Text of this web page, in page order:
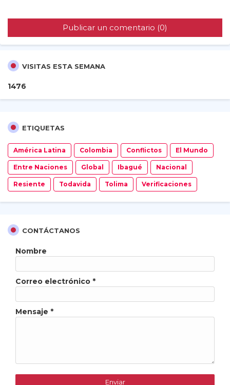
Publicar un comentario (0)
VISITAS ESTA SEMANA
1476
ETIQUETAS
América Latina Colombia Conflictos El Mundo
Entre Naciones Global Ibagué Nacional
Resiente Todavida Tolima Verificaciones
CONTÁCTANOS
Nombre
Correo electrónico *
Mensaje *